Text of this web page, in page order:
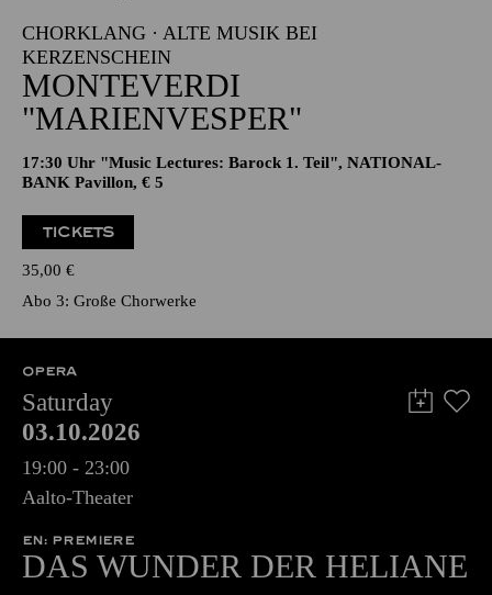
CHORKLANG · ALTE MUSIK BEI
KERZENSCHEIN
MONTEVERDI
"MARIENVESPER"
17:30 Uhr "Music Lectures: Barock 1. Teil", NATIONAL-
BANK Pavillon, € 5
TICKETS
35,00 €
Abo 3: Große Chorwerke
OPERA
Saturday
03.10.2026
19:00 - 23:00
Aalto-Theater
EN: PREMIERE
DAS WUNDER DER HELIANE